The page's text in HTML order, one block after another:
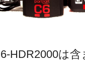
HDR2000は